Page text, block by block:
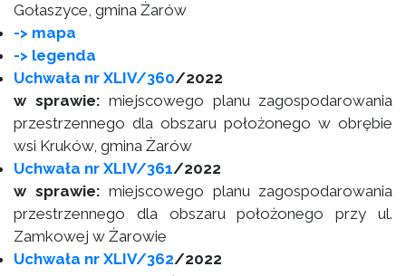
Gołaszyce, gmina Żarów
-> mapa
-> legenda
Uchwała nr XLIV/360/2022
w sprawie: miejscowego planu zagospodarowania
przestrzennego dla obszaru położonego w obrębie
wsi Kruków, gmina Żarów
Uchwała nr XLIV/361/2022
w sprawie: miejscowego planu zagospodarowania
przestrzennego dla obszaru położonego przy ul.
Zamkowej w Żarowie
Uchwała nr XLIV/362/2022